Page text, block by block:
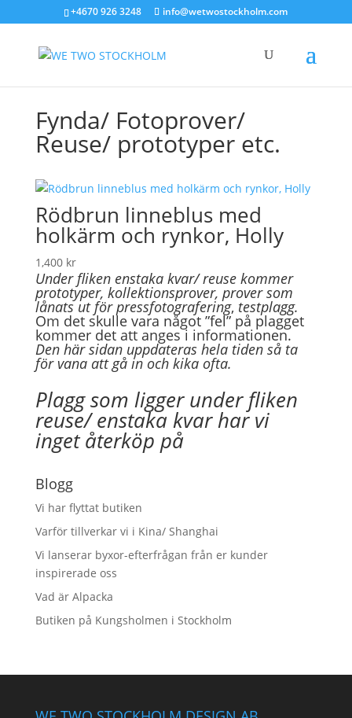
+4670 926 3248 info@wetwostockholm.com
Fynda/ Fotoprover/
Reuse/ prototyper etc.
Rödbrun linneblus med
holkärm och rynkor, Holly
1,400 kr
Under fliken enstaka kvar/ reuse kommer
prototyper, kollektionsprover, prover som
lånats ut för pressfotografering, testplagg.
Om det skulle vara något ”fel” på plagget
kommer det att anges i informationen.
Den här sidan uppdateras hela tiden så ta
för vana att gå in och kika ofta.
Plagg som ligger under fliken
reuse/ enstaka kvar har vi
inget återköp på
Blogg
Vi har flyttat butiken
Varför tillverkar vi i Kina/ Shanghai
Vi lanserar byxor-efterfrågan från er kunder
inspirerade oss
Vad är Alpacka
Butiken på Kungsholmen i Stockholm